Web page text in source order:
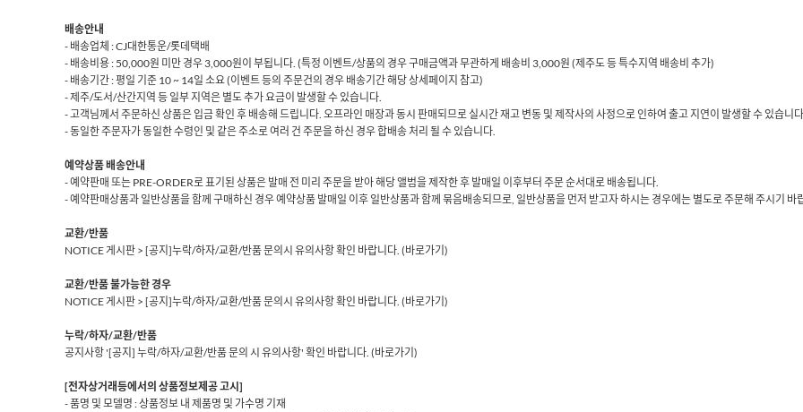
배송안내
- 배송업체 : CJ대한통운/롯데택배
- 배송비용 : 50,000원 미만 경우 3,000원이 부됩니다. (특정 이벤트/상품의 경우 구매금액과 무관하게 배송비 3,000원 (제주도 등 특수지역 배송비 추가)
- 배송기간 : 평일 기준 10 ~ 14일 소요 (이벤트 등의 주문건의 경우 배송기간 해당 상세페이지 참고)
- 제주/도서/산간지역 등 일부 지역은 별도 추가 요금이 발생할 수 있습니다.
- 고객님께서 주문하신 상품은 입금 확인 후 배송해 드립니다. 오프라인 매장과 동시 판매되므로 실시간 재고 변동 및 제작사의 사정으로 인하여 출고 지연이 발생할 수 있습니다.
- 동일한 주문자가 동일한 수령인 및 같은 주소로 여러 건 주문을 하신 경우 합배송 처리 될 수 있습니다.
예약상품 배송안내
- 예약판매 또는 PRE-ORDER로 표기된 상품은 발매 전 미리 주문을 받아 해당 앨범을 제작한 후 발매일 이후부터 주문 순서대로 배송됩니다.
- 예약판매상품과 일반상품을 함께 구매하신 경우 예약상품 발매일 이후 일반상품과 함께 묶음배송되므로, 일반상품을 먼저 받고자 하시는 경우에는 별도로 주문해 주시기 바
교환/반품
NOTICE 게시판 > [공지]누락/하자/교환/반품 문의시 유의사항 확인 바랍니다. (바로가기)
교환/반품 불가능한 경우
NOTICE 게시판 > [공지]누락/하자/교환/반품 문의시 유의사항 확인 바랍니다. (바로가기)
누락/하자/교환/반품
공지사항 '[공지] 누락/하자/교환/반품 문의 시 유의사항' 확인 바랍니다. (바로가기)
[전자상거래등에서의 상품정보제공 고시]
- 품명 및 모델명 : 상품정보 내 제품명 및 가수명 기재